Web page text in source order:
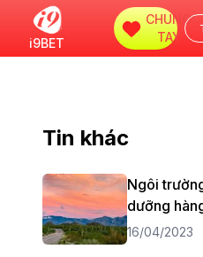
i9BET
CHUNG
TAY
Tin khác
Ngôi
dưỡng
16/04/2023